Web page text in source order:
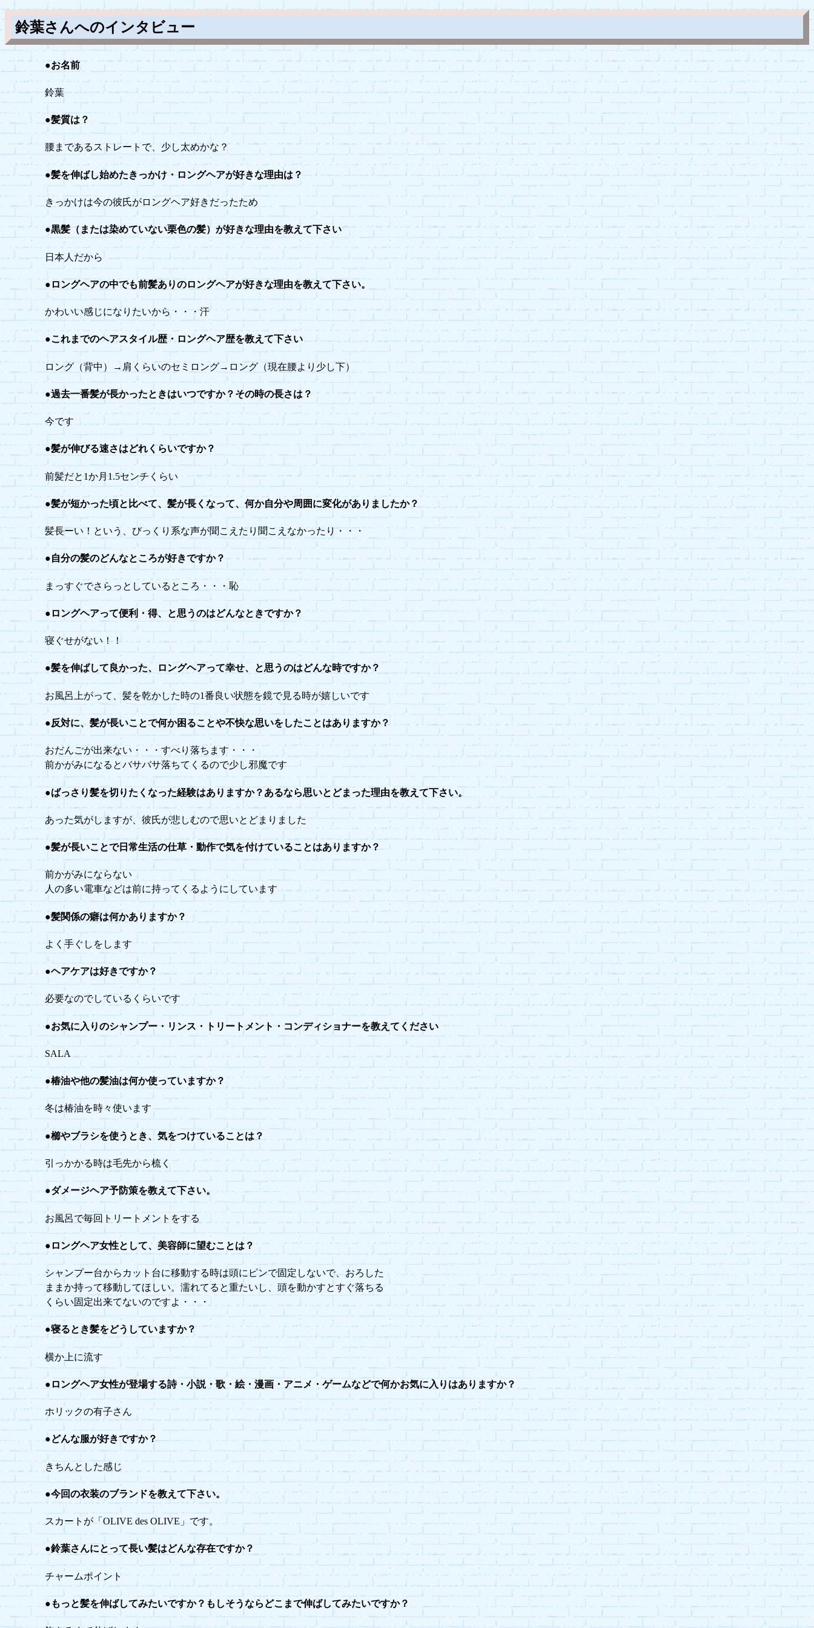
鈴葉さんへのインタビュー
●お名前
鈴葉
●髪質は？
腰まであるストレートで、少し太めかな？
●髪を伸ばし始めたきっかけ・ロングヘアが好きな理由は？
きっかけは今の彼氏がロングヘア好きだったため
●黒髪（または染めていない栗色の髪）が好きな理由を教えて下さい
日本人だから
●ロングヘアの中でも前髪ありのロングヘアが好きな理由を教えて下さい。
かわいい感じになりたいから・・・汗
●これまでのヘアスタイル歴・ロングヘア歴を教えて下さい
ロング（背中）→肩くらいのセミロング→ロング（現在腰より少し下）
●過去一番髪が長かったときはいつですか？その時の長さは？
今です
●髪が伸びる速さはどれくらいですか？
前髪だと1か月1.5センチくらい
●髪が短かった頃と比べて、髪が長くなって、何か自分や周囲に変化がありましたか？
髪長ーい！という、びっくり系な声が聞こえたり聞こえなかったり・・・
●自分の髪のどんなところが好きですか？
まっすぐでさらっとしているところ・・・恥
●ロングヘアって便利・得、と思うのはどんなときですか？
寝ぐせがない！！
●髪を伸ばして良かった、ロングヘアって幸せ、と思うのはどんな時ですか？
お風呂上がって、髪を乾かした時の1番良い状態を鏡で見る時が嬉しいです
●反対に、髪が長いことで何か困ることや不快な思いをしたことはありますか？
おだんごが出来ない・・・すべり落ちます・・・
前かがみになるとバサバサ落ちてくるので少し邪魔です
●ばっさり髪を切りたくなった経験はありますか？あるなら思いとどまった理由を教えて下さい。
あった気がしますが、彼氏が悲しむので思いとどまりました
●髪が長いことで日常生活の仕草・動作で気を付けていることはありますか？
前かがみにならない
人の多い電車などは前に持ってくるようにしています
●髪関係の癖は何かありますか？
よく手ぐしをします
●ヘアケアは好きですか？
必要なのでしているくらいです
●お気に入りのシャンプー・リンス・トリートメント・コンディショナーを教えてください
SALA
●椿油や他の髪油は何か使っていますか？
冬は椿油を時々使います
●櫛やブラシを使うとき、気をつけていることは？
引っかかる時は毛先から梳く
●ダメージヘア予防策を教えて下さい。
お風呂で毎回トリートメントをする
●ロングヘア女性として、美容師に望むことは？
シャンプー台からカット台に移動する時は頭にピンで固定しないで、おろした
ままか持って移動してほしい。濡れてると重たいし、頭を動かすとすぐ落ちる
くらい固定出来てないのですよ・・・
●寝るとき髪をどうしていますか？
横か上に流す
●ロングヘア女性が登場する詩・小説・歌・絵・漫画・アニメ・ゲームなどで何かお気に入りはありますか？
ホリックの有子さん
●どんな服が好きですか？
きちんとした感じ
●今回の衣装のブランドを教えて下さい。
スカートが「OLIVE des OLIVE」です。
●鈴葉さんにとって長い髪はどんな存在ですか？
チャームポイント
●もっと髪を伸ばしてみたいですか？もしそうならどこまで伸ばしてみたいですか？